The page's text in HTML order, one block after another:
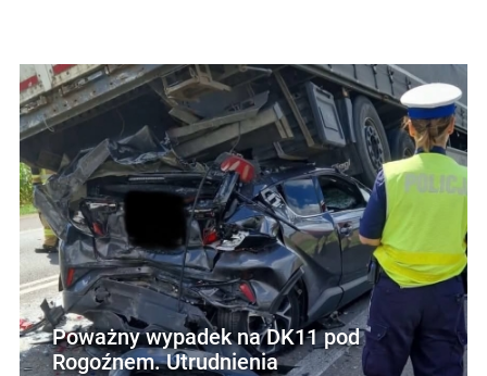
Poważny wypadek na DK11 pod
Rogoźnem. Utrudnienia